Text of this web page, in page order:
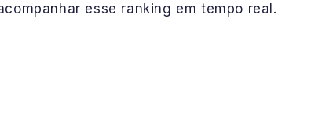
esse ranking em tempo real.